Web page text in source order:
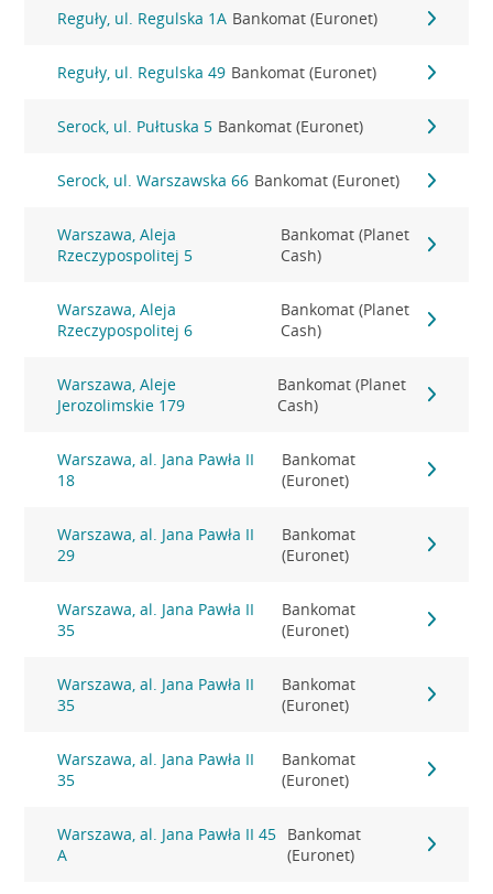
Reguły, ul. Regulska 1A Bankomat (Euronet)
Reguły, ul. Regulska 49 Bankomat (Euronet)
Serock, ul. Pułtuska 5 Bankomat (Euronet)
Serock, ul. Warszawska 66 Bankomat (Euronet)
Warszawa, Aleja
Rzeczypospolitej 5
Bankomat (Planet
Cash)
Warszawa, Aleja
Rzeczypospolitej 6
Bankomat (Planet
Cash)
Warszawa, Aleje
Jerozolimskie 179
Bankomat (Planet
Cash)
Warszawa, al. Jana Pawła II
18
Bankomat
(Euronet)
Warszawa, al. Jana Pawła II
29
Bankomat
(Euronet)
Warszawa, al. Jana Pawła II
35
Bankomat
(Euronet)
Warszawa, al. Jana Pawła II
35
Bankomat
(Euronet)
Warszawa, al. Jana Pawła II
35
Bankomat
(Euronet)
Warszawa, al. Jana Pawła II 45
A
Bankomat
(Euronet)